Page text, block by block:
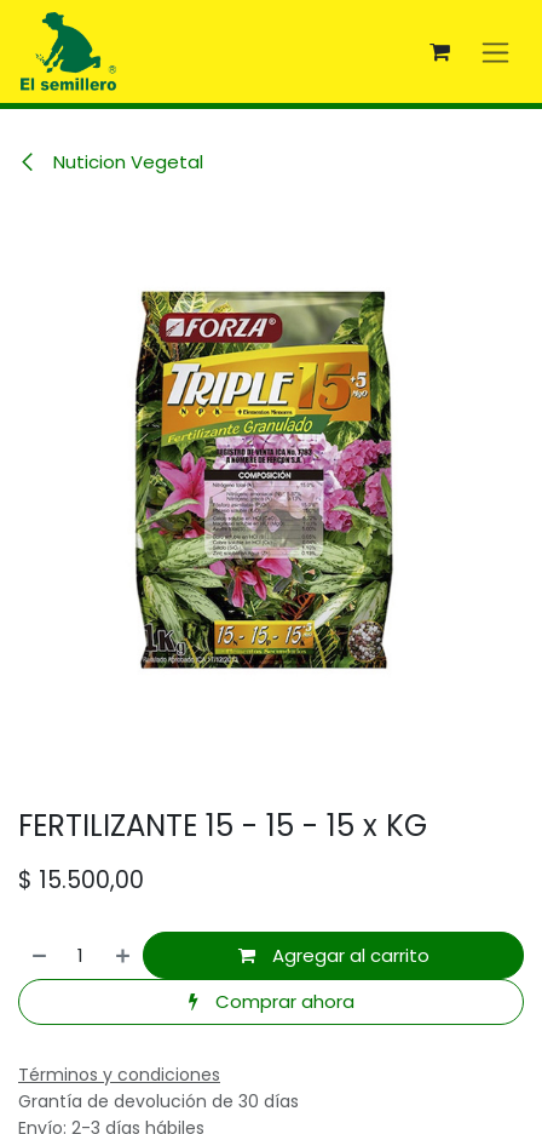
Ir al contenido
Nuticion Vegetal
FERTILIZANTE 15 - 15 - 15 x KG
$ 15.500,00
Agregar al carrito
Comprar ahora
Términos y condiciones
Grantía de devolución de 30 días
Envío: 2-3 días hábiles